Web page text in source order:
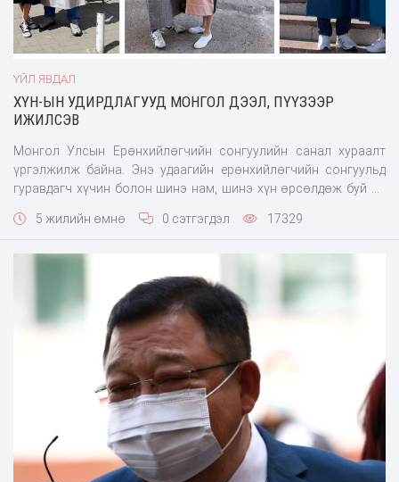
ҮЙЛ ЯВДАЛ
ХҮН-ЫН УДИРДЛАГУУД МОНГОЛ ДЭЭЛ, ПҮҮЗЭЭР
ИЖИЛСЭВ
Монгол Улсын Ерөнхийлөгчийн сонгуулийн санал хураалт
үргэлжилж байна. Энэ удаагийн ерөнхийлөгчийн сонгуульд
гуравдагч хүчин болон шинэ нам, шинэ хүн өрсөлдөж буй нь
өгөхөөр ирсэн ХҮН-ын удирдлагууд монгол дээл, пүүзээр
намын Удирдах зөвлөлийн дарга Б.Найдалаа, ерөнхий нарийн
5 жилийн өмнө 0 сэтгэгдэл 17329